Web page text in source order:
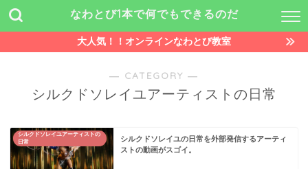
なわとび1本で何でもできるのだ
大人気！！オンラインなわとび教室
― CATEGORY ―
シルクドソレイユアーティストの日常
シルクドソレイユアーティストの
日常
シルクドソレイユの日常を外部発信するアーティ
ストの動画がスゴイ。